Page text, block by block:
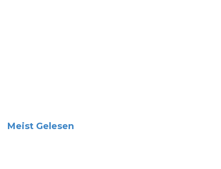
Meist Gelesen